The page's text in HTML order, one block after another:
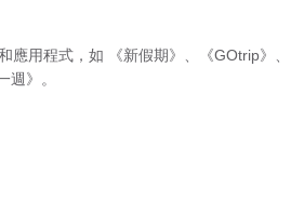
應用程式，如 《新假期》 《GOtrip》
週》 。